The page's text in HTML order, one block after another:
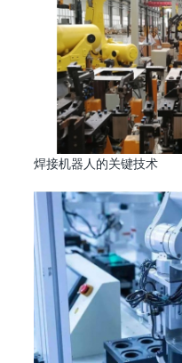
焊接机器人的关键技术